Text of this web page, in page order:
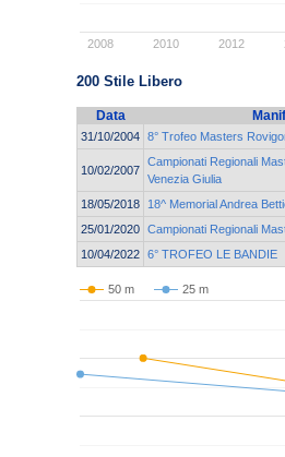
2008 2010 2012
200 Stile Libero
Data
31/10/2004 8° Trofeo Masters
10/02/2007
Campionati Regionali
Venezia Giulia
18/05/2018
18^ Memorial Andrea
25/01/2020 Campionati Regionali
10/04/2022 6° TROFEO LE BANDIE
50 m 25 m